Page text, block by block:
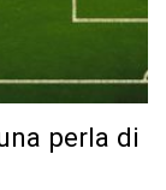
perla di